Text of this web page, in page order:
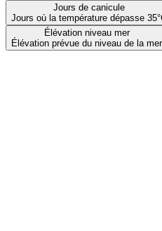
Jours de canicule
Jours où la température dépasse
Élévation niveau mer
Élévation prévue du niveau de la mer